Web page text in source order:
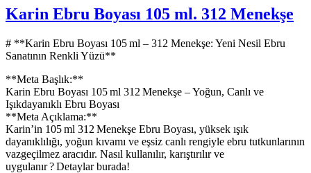
Boyası
105
902
Açık
Karin Ebru Boyası 105 ml. 312 Menekşe
# **Karin Ebru Boyası 105 ml – 312 Menekşe: Yeni Nesil Ebru
Sanatının Renkli Yüzü**
**Meta Başlık:**
Karin Ebru Boyası 105 ml 312 Menekşe – Yoğun, Canlı ve
Işıkdayanıklı Ebru Boyası
**Meta Açıklama:**
Karin’in 105 ml 312 Menekşe Ebru Boyası, yüksek ışık
dayanıklılığı, yoğun kıvamı ve eşsiz canlı rengiyle ebru tutkunlarının
vazgeçilmez aracıdır. Nasıl kullanılır, karıştırılır ve
uygulanır ? Detaylar burada!